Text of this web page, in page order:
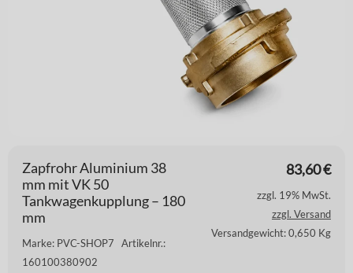
83,60€
Zapfrohr Aluminium 38
mm mit VK 50
Tankwagenkupplung – 180
mm
Marke: PVC-SHOP7 Artikelnr.:
160100380902
zzgl. 19% MwSt.
zzgl. Versand
Versandgewicht: 0,650 Kg